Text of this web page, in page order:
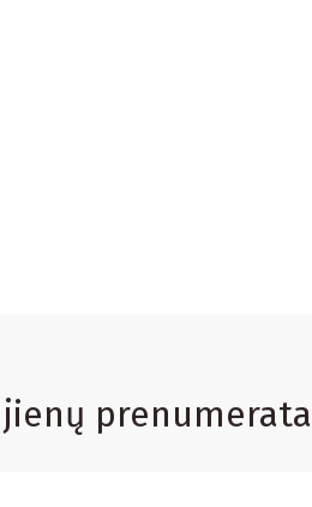
prenumerata